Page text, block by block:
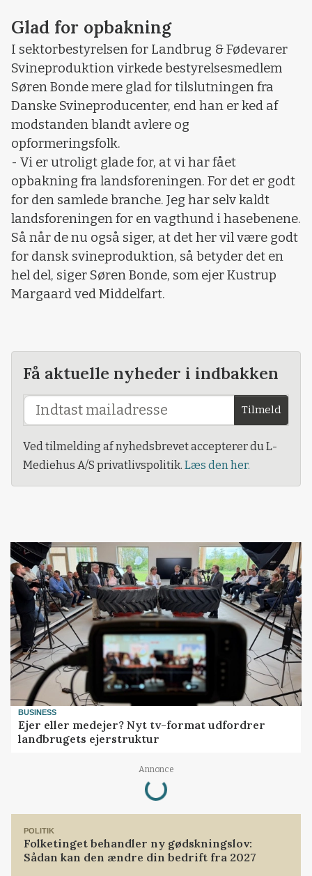
Glad for opbakning
I sektorbestyrelsen for Landbrug & Fødevarer
Svineproduktion virkede bestyrelsesmedlem
Søren Bonde mere glad for tilslutningen fra
Danske Svineproducenter, end han er ked af
modstanden blandt avlere og
opformeringsfolk.
- Vi er utroligt glade for, at vi har fået
opbakning fra landsforeningen. For det er godt
for den samlede branche. Jeg har selv kaldt
landsforeningen for en vagthund i hasebenene.
Så når de nu også siger, at det her vil være godt
for dansk svineproduktion, så betyder det en
hel del, siger Søren Bonde, som ejer Kustrup
Margaard ved Middelfart.
Få aktuelle nyheder i indbakken
Tilmeld
Ved tilmelding af nyhedsbrevet accepterer du L-
Mediehus A/S privatlivspolitik. Læs den her.
BUSINESS
Ejer eller medejer? Nyt tv-format udfordrer
landbrugets ejerstruktur
Annonce
Loading...
POLITIK
Folketinget behandler ny gødskningslov:
Sådan kan den ændre din bedrift fra 2027